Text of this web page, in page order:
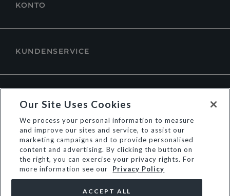
KONTO
KUNDENSERVICE
Our Site Uses Cookies
We process your personal information to measure
and improve our sites and service, to assist our
marketing campaigns and to provide personalised
content and advertising. By clicking the button on
the right, you can exercise your privacy rights. For
more information see our
Privacy Policy
ACCEPT ALL